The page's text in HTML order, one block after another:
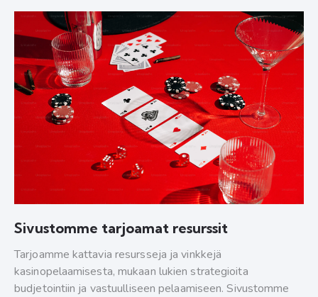
Sivustomme tarjoamat resurssit
Tarjoamme kattavia resursseja ja vinkkejä
kasinopelaamisesta, mukaan lukien strategioita
budjetointiin ja vastuulliseen pelaamiseen. Sivustomme